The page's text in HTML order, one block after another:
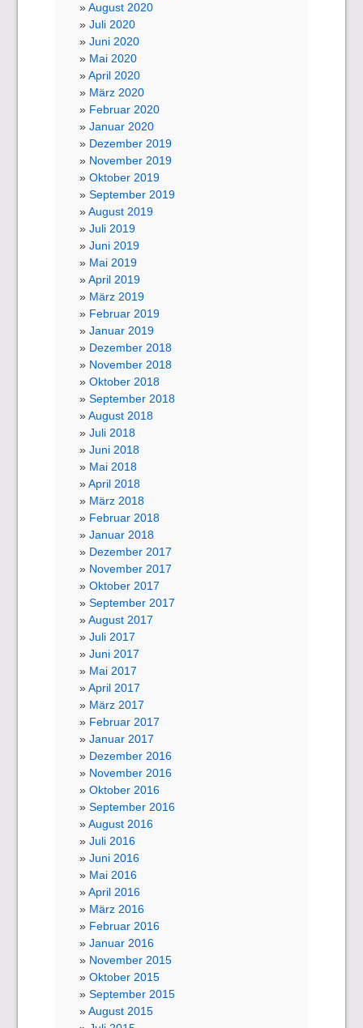
August 2020
Juli 2020
Juni 2020
Mai 2020
April 2020
März 2020
Februar 2020
Januar 2020
Dezember 2019
November 2019
Oktober 2019
September 2019
August 2019
Juli 2019
Juni 2019
Mai 2019
April 2019
März 2019
Februar 2019
Januar 2019
Dezember 2018
November 2018
Oktober 2018
September 2018
August 2018
Juli 2018
Juni 2018
Mai 2018
April 2018
März 2018
Februar 2018
Januar 2018
Dezember 2017
November 2017
Oktober 2017
September 2017
August 2017
Juli 2017
Juni 2017
Mai 2017
April 2017
März 2017
Februar 2017
Januar 2017
Dezember 2016
November 2016
Oktober 2016
September 2016
August 2016
Juli 2016
Juni 2016
Mai 2016
April 2016
März 2016
Februar 2016
Januar 2016
November 2015
Oktober 2015
September 2015
August 2015